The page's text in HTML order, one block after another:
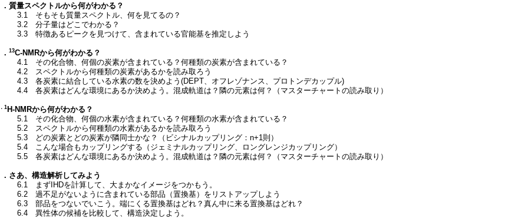
質量スペクトルから何がわかる？
3.1 そもそも質量スペクトル、何を見てるの？
3.2 分子量はどこでわかる？
3.3 特徴あるピークを見つけて、含まれている官能基を推定しよう
13C-NMRから何がわかる？
4.1 その化合物、何個の炭素が含まれている？何種類の炭素が含まれている？
4.2 スペクトルから何種類の炭素があるかを読み取ろう
4.3 各炭素に結合している水素の数を決めよう(DEPT、オフレゾナンス、プロトンデカップル)
4.4 各炭素はどんな環境にあるか決めよう。混成軌道は？隣の元素は何？（マスターチャートの読み取り）
1 H-NMRから何がわかる？
5.1 その化合物、何個の水素が含まれている？何種類の水素が含まれている？
5.2 スペクトルから何種類の水素があるかを読み取ろう
5.3 どの炭素とどの炭素が隣同士かな？（ビシナルカップリング：n+1則）
5.4 こんな場合もカップリングする（ジェミナルカップリング、ロングレンジカップリング）
5.5 各炭素はどんな環境にあるか決めよう。混成軌道は？隣の元素は何？（マスターチャートの読み取り）
さあ、構造解析してみよう
6.1 まずIHDを計算して、大まかなイメージをつかもう。
6.2 過不足がないように含まれている部品（置換基）をリストアップしよう
6.3 部品をつないでいこう。端にくる置換基はどれ？真ん中に来る置換基はどれ？
6.4 異性体の候補を比較して、構造決定しよう。